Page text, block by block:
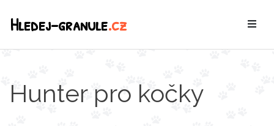
Hledej-granule.cz
Hunter pro kočky